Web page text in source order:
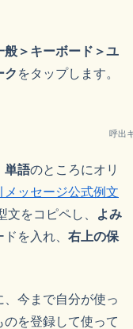
般＞キーボード＞ユ
ク をタップします。
呼出
単語のところにオリ
メッセージ公式例文
文をコピペし、
よみ
を入れ、 右上の保
今まで自分が使っ
を登録して使って